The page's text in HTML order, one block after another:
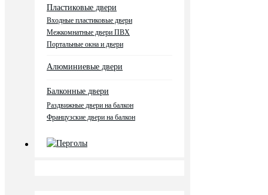
Пластиковые двери
Входные пластиковые двери
Межкомнатные двери ПВХ
Портальные окна и двери
Алюминиевые двери
Балконные двери
Раздвижные двери на балкон
Французские двери на балкон
Перголы